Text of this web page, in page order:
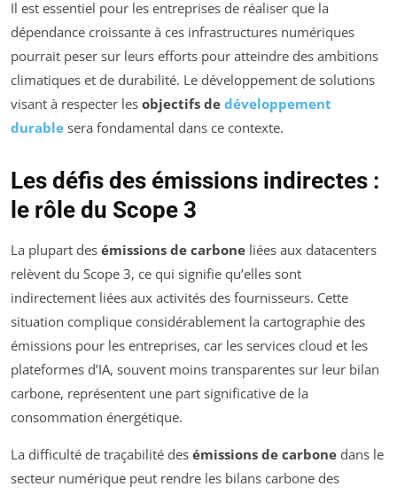
Il est essentiel pour les entreprises de réaliser que la
dépendance croissante à ces infrastructures numériques
pourrait peser sur leurs efforts pour atteindre des ambitions
climatiques et de durabilité. Le développement de solutions
visant à respecter les objectifs de développement
durable sera fondamental dans ce contexte.
Les défis des émissions indirectes :
le rôle du Scope 3
La plupart des émissions de carbone liées aux datacenters
relèvent du Scope 3, ce qui signifie qu’elles sont
indirectement liées aux activités des fournisseurs. Cette
situation complique considérablement la cartographie des
émissions pour les entreprises, car les services cloud et les
plateformes d’IA, souvent moins transparentes sur leur bilan
carbone, représentent une part significative de la
consommation énergétique.
La difficulté de traçabilité des émissions de carbone dans le
secteur numérique peut rendre les bilans carbone des